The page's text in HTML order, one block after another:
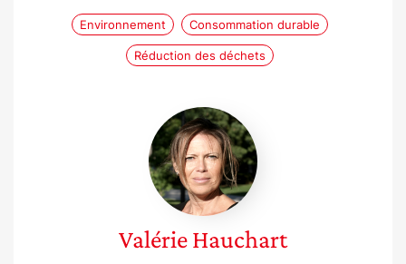
Environnement Consommation durable
Réduction des déchets
Valérie
Hauchart
ValérieHauchart